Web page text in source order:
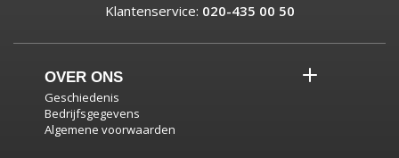
Klantenservice: 020-435 00 50
OVER ONS
Geschiedenis
Bedrijfsgegevens
Algemene voorwaarden